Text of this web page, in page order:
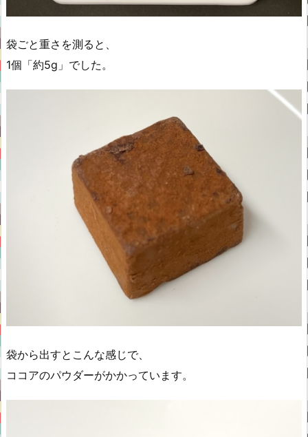
袋ごと重さを測ると、
1個「約5g」でした。
袋から出すとこんな感じで、
ココアのパウダーがかかっています。